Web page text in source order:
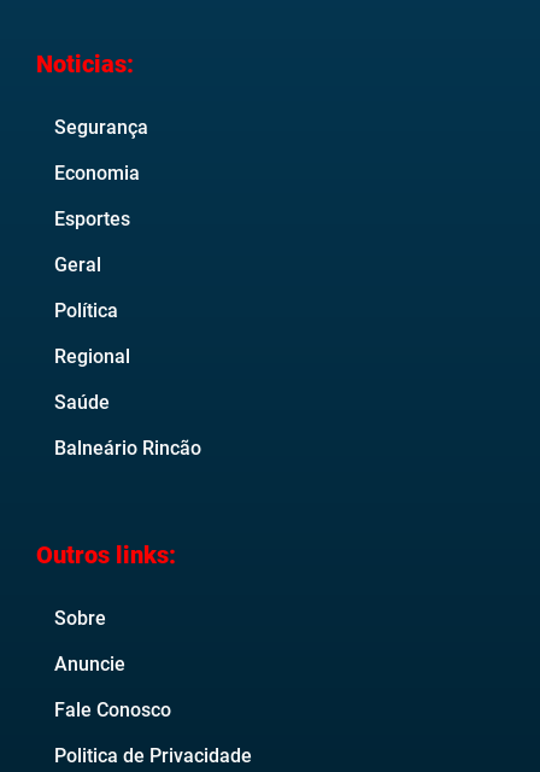
Noticias:
Segurança
Economia
Esportes
Geral
Política
Regional
Saúde
Balneário Rincão
Outros links:
Sobre
Anuncie
Fale Conosco
Politica de Privacidade